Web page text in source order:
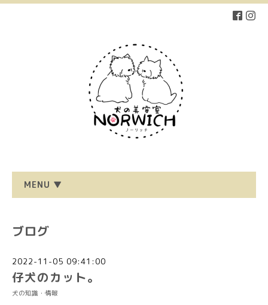
MENU ▼
ブログ
2022-11-05 09:41:00
仔犬のカット。
犬の知識・情報